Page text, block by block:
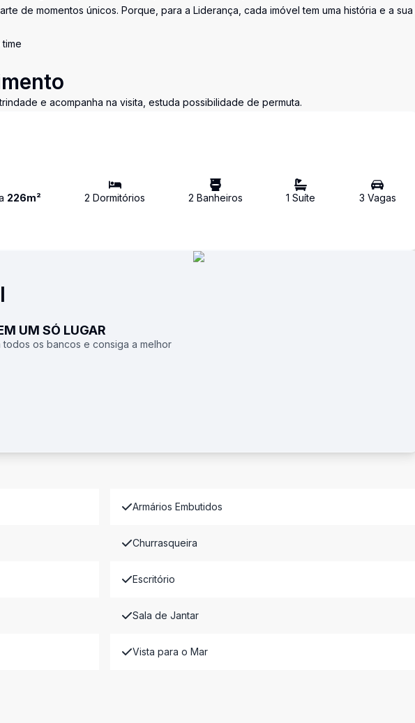
de momentos únicos. Porque, para a Liderança, cada imóvel tem uma história e a sua
e acompanha na visita, estuda possibilidade de permuta.
226m² 2 Dormitórios 2 Banheiros 1 Suíte 3 Vagas
UM SÓ LUGAR
todos os bancos e consiga a melhor
Armários Embutidos
Churrasqueira
Escritório
Sala de Jantar
Vista para o Mar